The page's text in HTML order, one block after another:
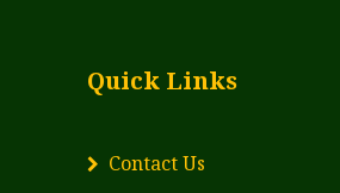
Quick Links
Contact Us